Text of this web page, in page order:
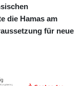
die Hamas am
für neue